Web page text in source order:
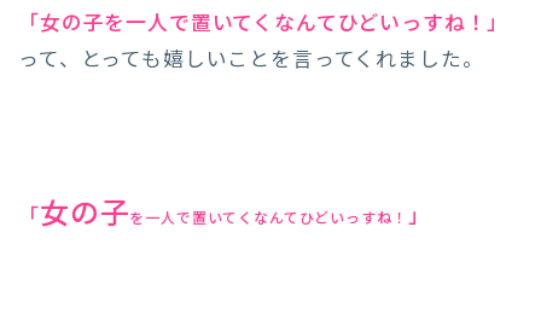
「女の子を一人で置いてくなんてひどいっすね！」
って、とっても嬉しいことを言ってくれました。
「女の子を一人で置いてくなんてひどいっすね！ 」